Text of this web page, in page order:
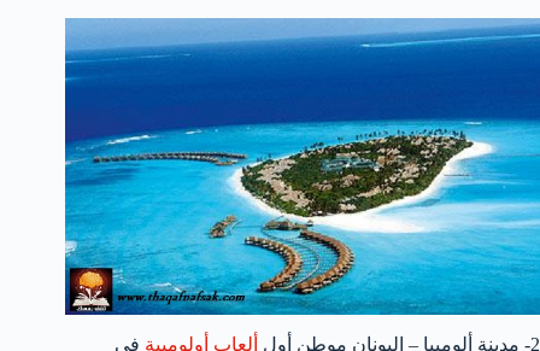
2- مدينة ألومبيا – اليونان موطن أول ألعاب أولومبية في